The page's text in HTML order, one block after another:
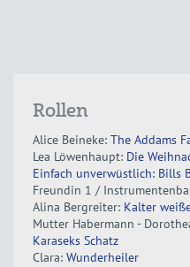
Rollen
Alice Beineke: The Addams
Lea Löwenhaupt: Die
Einfach unverwüstlich: Bills
Freundin 1 /
Alina Bergreiter: Kalter
Mutter Habermann -
Karaseks Schatz
Clara: Wunderheiler